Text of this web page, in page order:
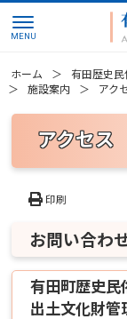
ホーム 有田歴史
施設案内
アク
アクセス
印刷
お問い合わ
有田町歴史民
出土文化財管